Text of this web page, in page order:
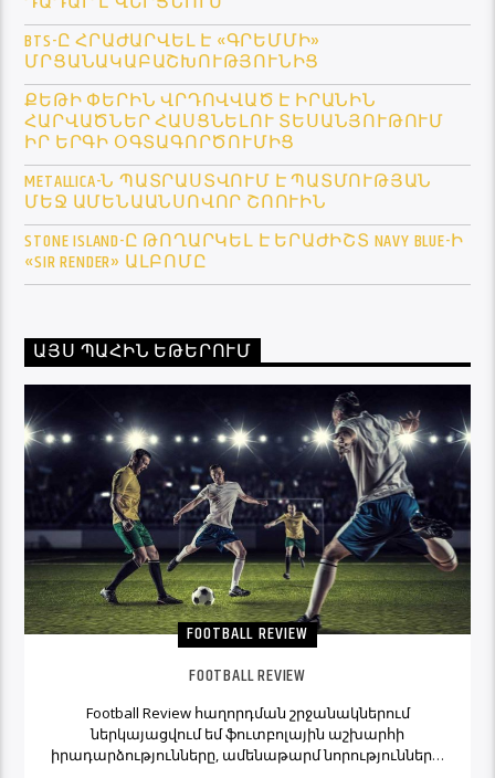
BTS-Ը ՀՐԱԺԱՐՎԵԼ Է «ԳՐԵՄՄԻ»
ՄՐՑԱՆԱԿԱԲԱՇԽՈՒԹՅՈՒՆԻՑ
ՔԵԹԻ ՓԵՐԻՆ ՎՐԴՈՎՎԱԾ Է ԻՐԱՆԻՆ
ՀԱՐՎԱԾՆԵՐ ՀԱՍՑՆԵԼՈՒ ՏԵՍԱՆՅՈՒԹՈՒՄ
ԻՐ ԵՐԳԻ ՕԳՏԱԳՈՐԾՈՒՄԻՑ
METALLICA-Ն ՊԱՏՐԱՍՏՎՈՒՄ Է ՊԱՏՄՈՒԹՅԱՆ
ՄԵՋ ԱՄԵՆԱԱՆՍՈՎՈՐ ՇՈՈՒԻՆ
STONE ISLAND-Ը ԹՈՂԱՐԿԵԼ Է ԵՐԱԺԻՇՏ NAVY BLUE-Ի
«SIR RENDER» ԱԼԲՈՄԸ
ԱՅՍ ՊԱՀԻՆ ԵԹԵՐՈՒՄ
FOOTBALL REVIEW
FOOTBALL REVIEW
Football Review հաղորդման շրջանակներում
ներկայացվում եմ ֆուտբոլային աշխարհի
իրադարձությունները, ամենաթարմ նորությունները,